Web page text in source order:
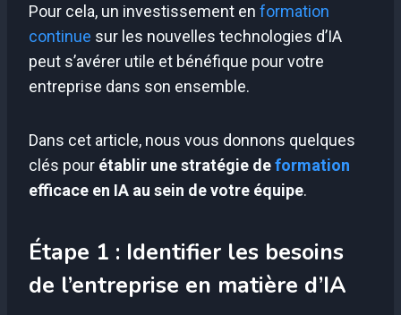
Pour cela, un investissement en formation
continue sur les nouvelles technologies d’IA
peut s’avérer utile et bénéfique pour votre
entreprise dans son ensemble.
Dans cet article, nous vous donnons quelques
clés pour établir une stratégie deformation
efficace en IA au sein de votre équipe.
Étape 1 : Identifier les besoins
de l’entreprise en matière d’IA